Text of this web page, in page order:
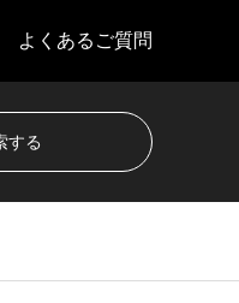
よくあるご質問